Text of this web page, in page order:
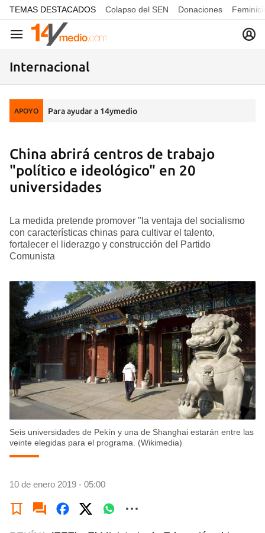
common.go-to-content
TEMAS DESTACADOS Colapso del SEN Donaciones
Navegación
Internacional
APOYO Para ayudar a 14ymedio
China abrirá centros de trabajo
"político e ideológico" en 20
universidades
La medida pretende promover "la ventaja del socialismo
con características chinas para cultivar el talento,
fortalecer el liderazgo y construcción del Partido
Comunista
Seis universidades de Pekín y una de Shanghai estarán entre las
veinte elegidas para el programa. (Wikimedia)
10 de enero 2019 - 05:00